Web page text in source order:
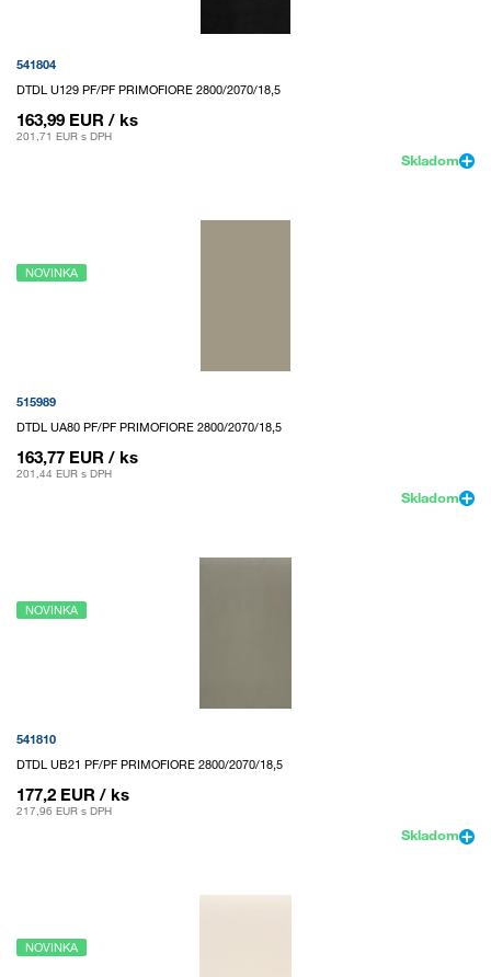
541804
DTDL U129 PF/PF PRIMOFIORE 2800/2070/18,5
163,99 EUR / ks
201,71 EUR s DPH
Skladom
NOVINKA
515989
DTDL UA80 PF/PF PRIMOFIORE 2800/2070/18,5
163,77 EUR / ks
201,44 EUR s DPH
Skladom
NOVINKA
541810
DTDL UB21 PF/PF PRIMOFIORE 2800/2070/18,5
177,2 EUR / ks
217,96 EUR s DPH
Skladom
NOVINKA